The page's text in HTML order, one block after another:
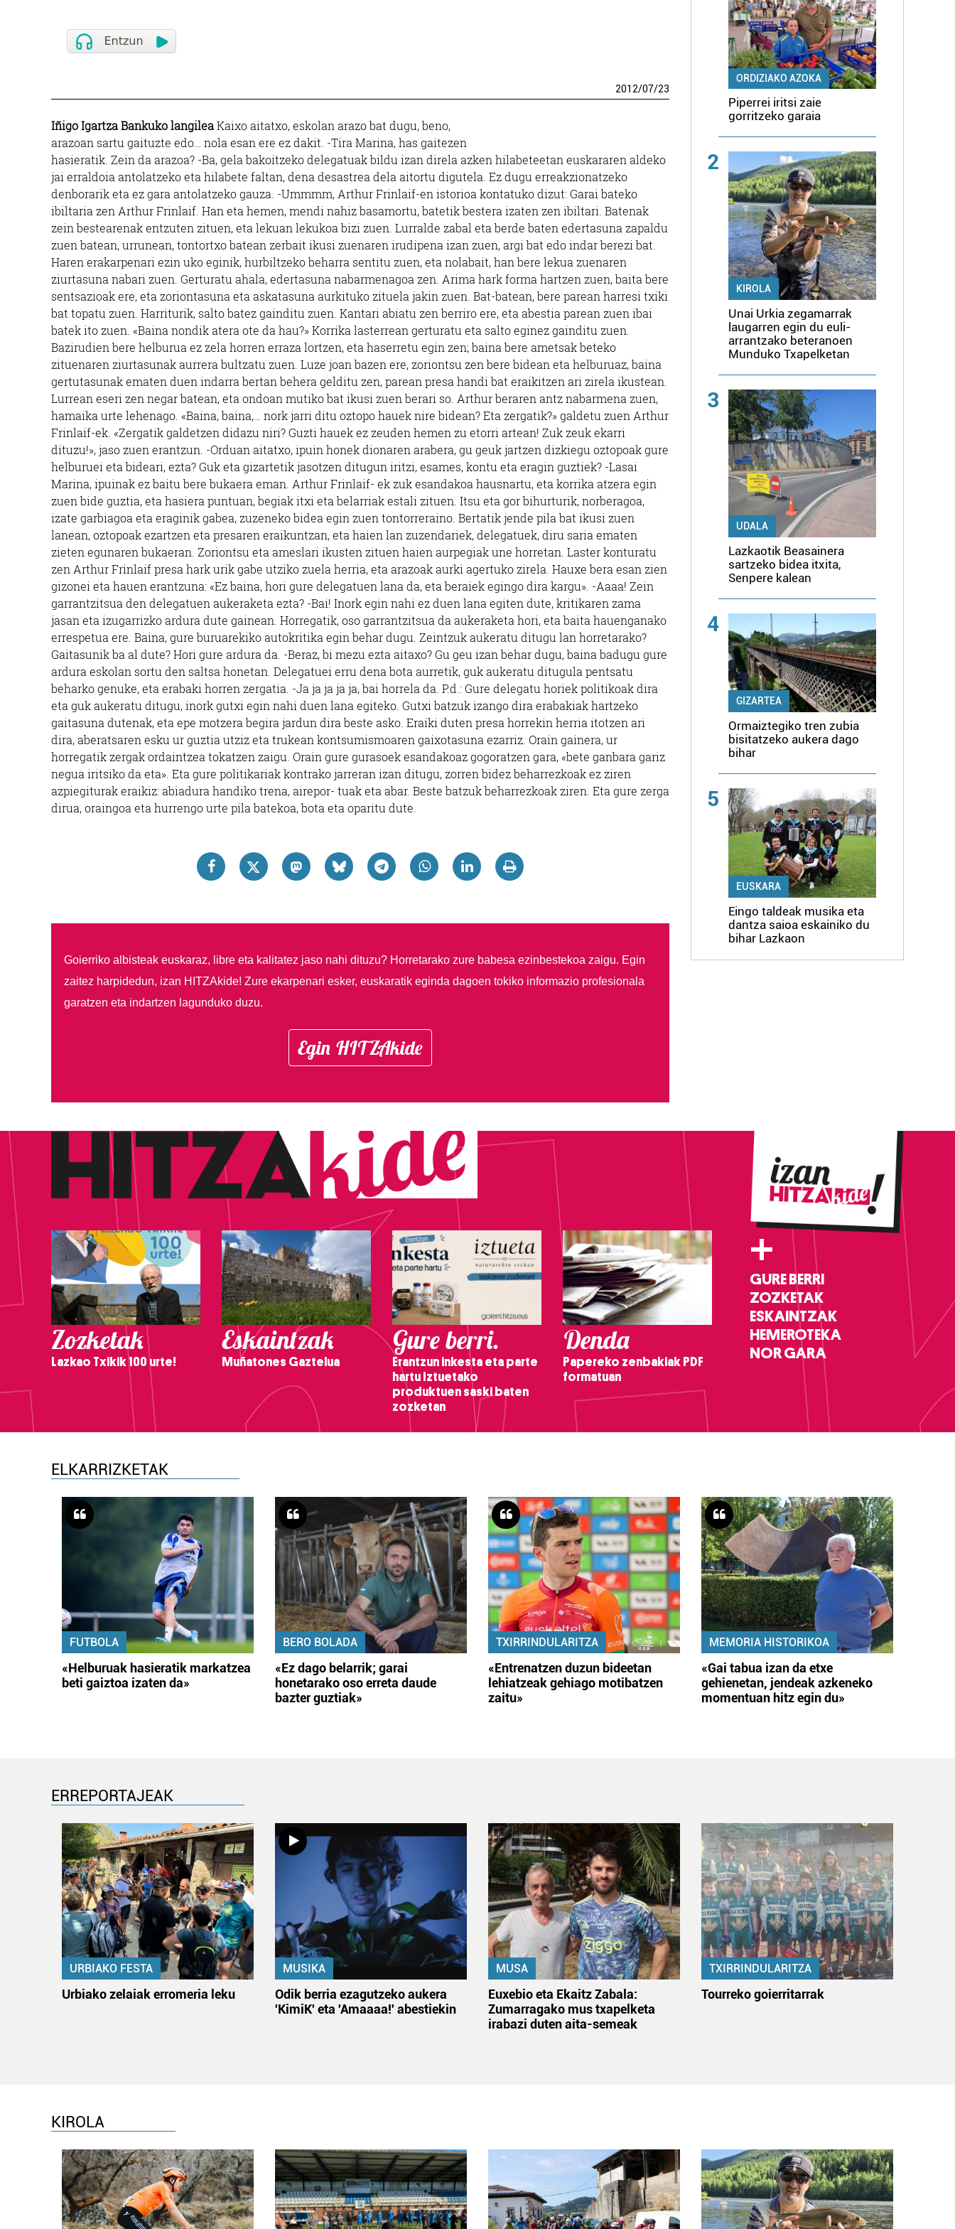
2012/07/23
Iñigo Igartza Bankuko langileaKaixo aitatxo, eskolan arazo bat dugu, beno,
arazoan sartu gaituzte edo… nola esan ere ez dakit. -Tira Marina, has gaitezen
hasieratik. Zein da arazoa? -Ba, gela bakoitzeko delegatuak bildu izan direla azken hilabeteetan euskararen aldeko
jai erraldoia antolatzeko eta hilabete faltan, dena desastrea dela aitortu digutela. Ez dugu erreakzionatzeko
denborarik eta ez gara antolatzeko gauza. -Ummmm, Arthur Frinlaif-en istorioa kontatuko dizut: Garai bateko
ibiltaria zen Arthur Frinlaif. Han eta hemen, mendi nahiz basamortu, batetik bestera izaten zen ibiltari. Batenak
zein bestearenak entzuten zituen, eta lekuan lekukoa bizi zuen. Lurralde zabal eta berde baten edertasuna zapaldu
zuen batean, urrunean, tontortxo batean zerbait ikusi zuenaren irudipena izan zuen, argi bat edo indar berezi bat.
Haren erakarpenari ezin uko eginik, hurbiltzeko beharra sentitu zuen, eta nolabait, han bere lekua zuenaren
ziurtasuna nabari zuen. Gerturatu ahala, edertasuna nabarmenagoa zen. Arima hark forma hartzen zuen, baita bere
sentsazioak ere, eta zoriontasuna eta askatasuna aurkituko zituela jakin zuen. Bat-batean, bere parean harresi txiki
bat topatu zuen. Harriturik, salto batez gainditu zuen. Kantari abiatu zen berriro ere, eta abestia parean zuen ibai
batek ito zuen. «Baina nondik atera ote da hau?» Korrika lasterrean gerturatu eta salto eginez gainditu zuen.
Bazirudien bere helburua ez zela horren erraza lortzen, eta haserretu egin zen; baina bere ametsak beteko
zituenaren ziurtasunak aurrera bultzatu zuen. Luze joan bazen ere, zoriontsu zen bere bidean eta helburuaz, baina
gertutasunak ematen duen indarra bertan behera gelditu zen, parean presa handi bat eraikitzen ari zirela ikustean.
Lurrean eseri zen negar batean, eta ondoan mutiko bat ikusi zuen berari so. Arthur beraren antz nabarmena zuen,
hamaika urte lehenago. «Baina, baina,… nork jarri ditu oztopo hauek nire bidean? Eta zergatik?» galdetu zuen Arthur
Frinlaif-ek. «Zergatik galdetzen didazu niri? Guzti hauek ez zeuden hemen zu etorri artean! Zuk zeuk ekarri
dituzu!», jaso zuen erantzun. -Orduan aitatxo, ipuin honek dionaren arabera, gu geuk jartzen dizkiegu oztopoak gure
helburuei eta bideari, ezta? Guk eta gizartetik jasotzen ditugun iritzi, esames, kontu eta eragin guztiek? -Lasai
Marina, ipuinak ez baitu bere bukaera eman. Arthur Frinlaif- ek zuk esandakoa hausnartu, eta korrika atzera egin
zuen bide guztia, eta hasiera puntuan, begiak itxi eta belarriak estali zituen. Itsu eta gor bihurturik, norberagoa,
izate garbiagoa eta eraginik gabea, zuzeneko bidea egin zuen tontorreraino. Bertatik jende pila bat ikusi zuen
lanean, oztopoak ezartzen eta presaren eraikuntzan, eta haien lan zuzendariek, delegatuek, diru saria ematen
zieten egunaren bukaeran. Zoriontsu eta ameslari ikusten zituen haien aurpegiak une horretan. Laster konturatu
zen Arthur Frinlaif presa hark urik gabe utziko zuela herria, eta arazoak aurki agertuko zirela. Hauxe bera esan zien
gizonei eta hauen erantzuna: «Ez baina, hori gure delegatuen lana da, eta beraiek egingo dira kargu». -Aaaa! Zein
garrantzitsua den delegatuen aukeraketa ezta? -Bai! Inork egin nahi ez duen lana egiten dute, kritikaren zama
jasan eta izugarrizko ardura dute gainean. Horregatik, oso garrantzitsua da aukeraketa hori, eta baita hauenganako
errespetua ere. Baina, gure buruarekiko autokritika egin behar dugu. Zeintzuk aukeratu ditugu lan horretarako?
Gaitasunik ba al dute? Hori gure ardura da. -Beraz, bi mezu ezta aitaxo? Gu geu izan behar dugu, baina badugu gure
ardura eskolan sortu den saltsa honetan. Delegatuei erru dena bota aurretik, guk aukeratu ditugula pentsatu
beharko genuke, eta erabaki horren zergatia. -Ja ja ja ja ja, bai horrela da. P.d.: Gure delegatu horiek politikoak dira
eta guk aukeratu ditugu, inork gutxi egin nahi duen lana egiteko. Gutxi batzuk izango dira erabakiak hartzeko
gaitasuna dutenak, eta epe motzera begira jardun dira beste asko. Eraiki duten presa horrekin herria itotzen ari
dira, aberatsaren esku ur guztia utziz eta trukean kontsumismoaren gaixotasuna ezarriz. Orain gainera, ur
horregatik zergak ordaintzea tokatzen zaigu. Orain gure gurasoek esandakoaz gogoratzen gara, «bete ganbara gariz
negua iritsiko da eta». Eta gure politikariak kontrako jarreran izan ditugu, zorren bidez beharrezkoak ez ziren
azpiegiturak eraikiz: abiadura handiko trena, airepor- tuak eta abar. Beste batzuk beharrezkoak ziren. Eta gure zerga
dirua, oraingoa eta hurrengo urte pila batekoa, bota eta oparitu dute.
Goierriko albisteak euskaraz, libre eta kalitatez jaso nahi dituzu? Horretarako zure babesa ezinbestekoa zaigu. Egin
zaitez harpidedun, izan HITZAkide! Zure ekarpenari esker, euskaratik eginda dagoen tokiko informazio profesionala
garatzen eta indartzen lagunduko duzu.
Egin HITZAkide
ORDIZIAKO AZOKA
Piperrei iritsi zaie
gorritzeko garaia
2
KIROLA
Unai Urkia zegamarrak
laugarren egin du euli-
arrantzako beteranoen
Munduko Txapelketan
3
UDALA
Lazkaotik Beasainera
sartzeko bidea itxita,
Senpere kalean
4
GIZARTEA
Ormaiztegiko tren zubia
bisitatzeko aukera dago
bihar
5
EUSKARA
Eingo taldeak musika eta
dantza saioa eskainiko du
bihar Lazkaon
Zozketak
Lazkao Txikik 100 urte!
Eskaintzak
Muñatones Gaztelua
Gure berri.
Erantzun inkesta eta parte
hartu Iztuetako
produktuen saski baten
zozketan
Denda
Papereko zenbakiak PDF
formatuan
+
GURE BERRI
ZOZKETAK
ESKAINTZAK
HEMEROTEKA
NOR GARA
ELKARRIZKETAK
FUTBOLA
«Helburuak hasieratik markatzea
beti gaiztoa izaten da»
BERO BOLADA
«Ez dago belarrik; garai
honetarako oso erreta daude
bazter guztiak»
TXIRRINDULARITZA
«Entrenatzen duzun bideetan
lehiatzeak gehiago motibatzen
zaitu»
MEMORIA HISTORIKOA
«Gai tabua izan da etxe
gehienetan, jendeak azkeneko
momentuan hitz egin du»
ERREPORTAJEAK
URBIAKO FESTA
Urbiako zelaiak erromeria leku
MUSIKA
Odik berria ezagutzeko aukera
'KimiK' eta 'Amaaaa!' abestiekin
MUSA
Euxebio eta Ekaitz Zabala:
Zumarragako mus txapelketa
irabazi duten aita-semeak
TXIRRINDULARITZA
Tourreko goierritarrak
KIROLA